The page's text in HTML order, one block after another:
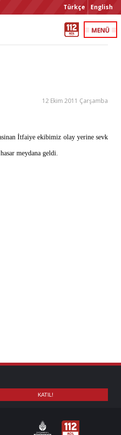
Türkçe English
12 Ekim 2011 Çarşamba
İtfaiye ekibimiz olay yerine sevk
meydana geldi.